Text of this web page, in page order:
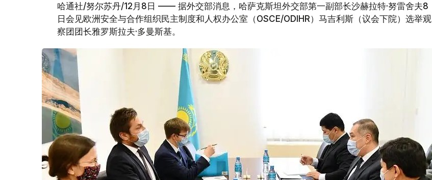
哈通社/努尔苏丹/12月8日 —— 据外交部消息，哈萨克斯坦外交部第一副部长沙赫拉特·努雷舍夫8
日会见欧洲安全与合作组织民主制度和人权办公室（OSCE/ODIHR）马吉利斯（议会下院）选举观
察团团长雅罗斯拉夫·多曼斯基。